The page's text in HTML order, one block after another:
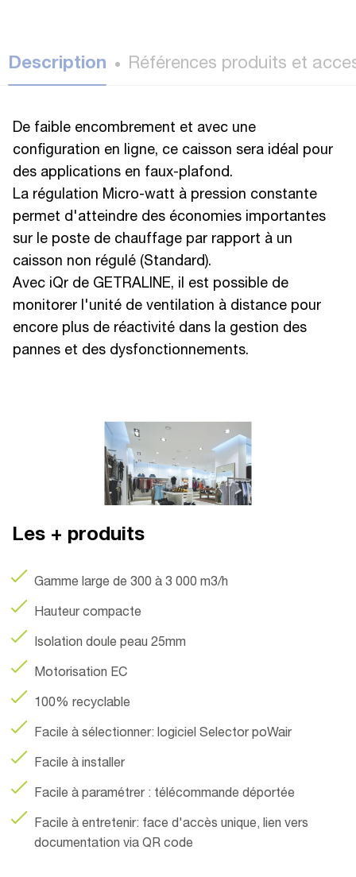
Description Références produits et
De faible encombrement et avec une
configuration en ligne, ce caisson sera idéal pour
des applications en faux-plafond.
La régulation Micro-watt à pression constante
permet d'atteindre des économies importantes
sur le poste de chauffage par rapport à un
caisson non régulé (Standard).
Avec iQr de GETRALINE, il est possible de
monitorer l'unité de ventilation à distance pour
encore plus de réactivité dans la gestion des
pannes et des dysfonctionnements.
Les + produits
Gamme large de 300 à 3 000 m3/h
Hauteur compacte
Isolation doule peau 25mm
Motorisation EC
100% recyclable
Facile à sélectionner: logiciel Selector poWair
Facile à installer
Facile à paramétrer : télécommande déportée
Facile à entretenir: face d'accès unique, lien vers
documentation via QR code